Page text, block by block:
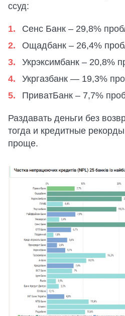
ссуд:
Сенс Банк – 29,8%
Ощадбанк – 26,4%
Укрэксимбанк – 20,8%
Укргазбанк — 19,3%
ПриватБанк – 7,7%
Раздавать деньги без
тогда и кредитные
проще.